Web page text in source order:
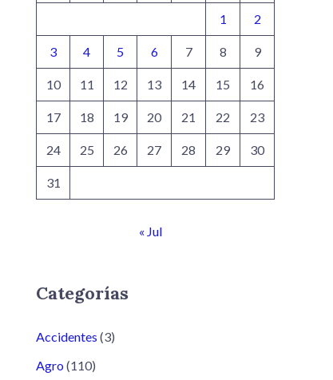
1 2
3 4 5 6 7 8 9
10 11 12 13 14 15 16
17 18 19 20 21 22 23
24 25 26 27 28 29 30
31
« Jul
Categorías
Accidentes (3)
Agro (110)